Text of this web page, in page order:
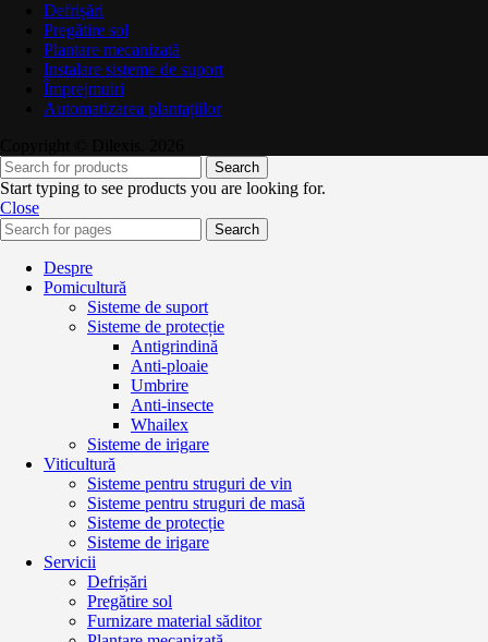
Defrișări
Pregătire sol
Plantare mecanizată
Instalare sisteme de suport
Împrejmuiri
Automatizarea plantațiilor
Search
Start typing to see products you are looking for.
Close
Search
Despre
Pomicultură
Sisteme de suport
Sisteme de protecție
Antigrindină
Anti-ploaie
Umbrire
Anti-insecte
Whailex
Sisteme de irigare
Viticultură
Sisteme pentru struguri de vin
Sisteme pentru struguri de masă
Sisteme de protecție
Sisteme de irigare
Servicii
Defrișări
Pregătire sol
Furnizare material săditor